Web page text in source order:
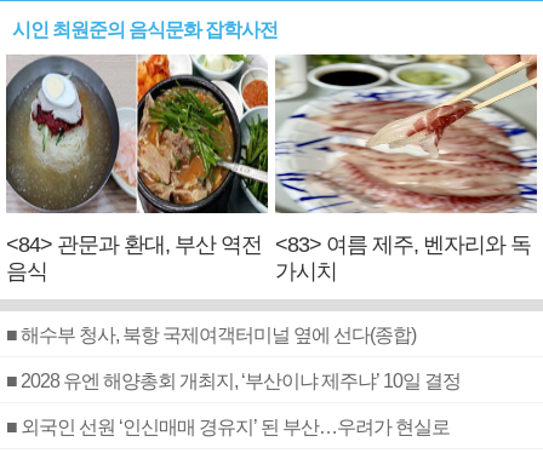
시인 최원준의 음식문화 잡학사전
<84> 관문과 환대, 부산 역전
음식
<83> 여름 제주, 벤자리와 독
가시치
■ 해수부 청사, 북항 국제여객터미널 옆에 선다(종합)
■ 2028 유엔 해양총회 개최지, ‘부산이냐 제주냐’ 10일 결정
■ 외국인 선원 ‘인신매매 경유지’ 된 부산…우려가 현실로